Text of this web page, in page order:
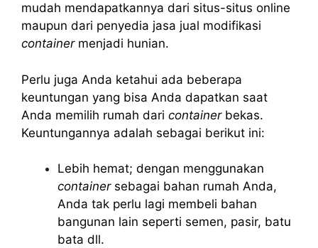
mudah mendapatkannya dari situs-situs online
maupun dari penyedia jasa jual modifikasi
containermenjadi hunian.
Perlu juga Anda ketahui ada beberapa
keuntungan yang bisa Anda dapatkan saat
Anda memilih rumah dari containerbekas.
Keuntungannya adalah sebagai berikut ini:
Lebih hemat; dengan menggunakan
containersebagai bahan rumah Anda,
Anda tak perlu lagi membeli bahan
bangunan lain seperti semen, pasir, batu
bata dll.